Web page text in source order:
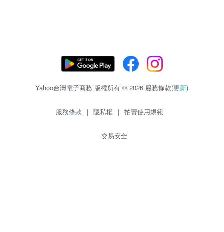
Yahoo台灣電子商務 版權所有 © 2026 服務條款(更新)
服務條款 | 隱私權 | 拍賣使用規範
交易安全